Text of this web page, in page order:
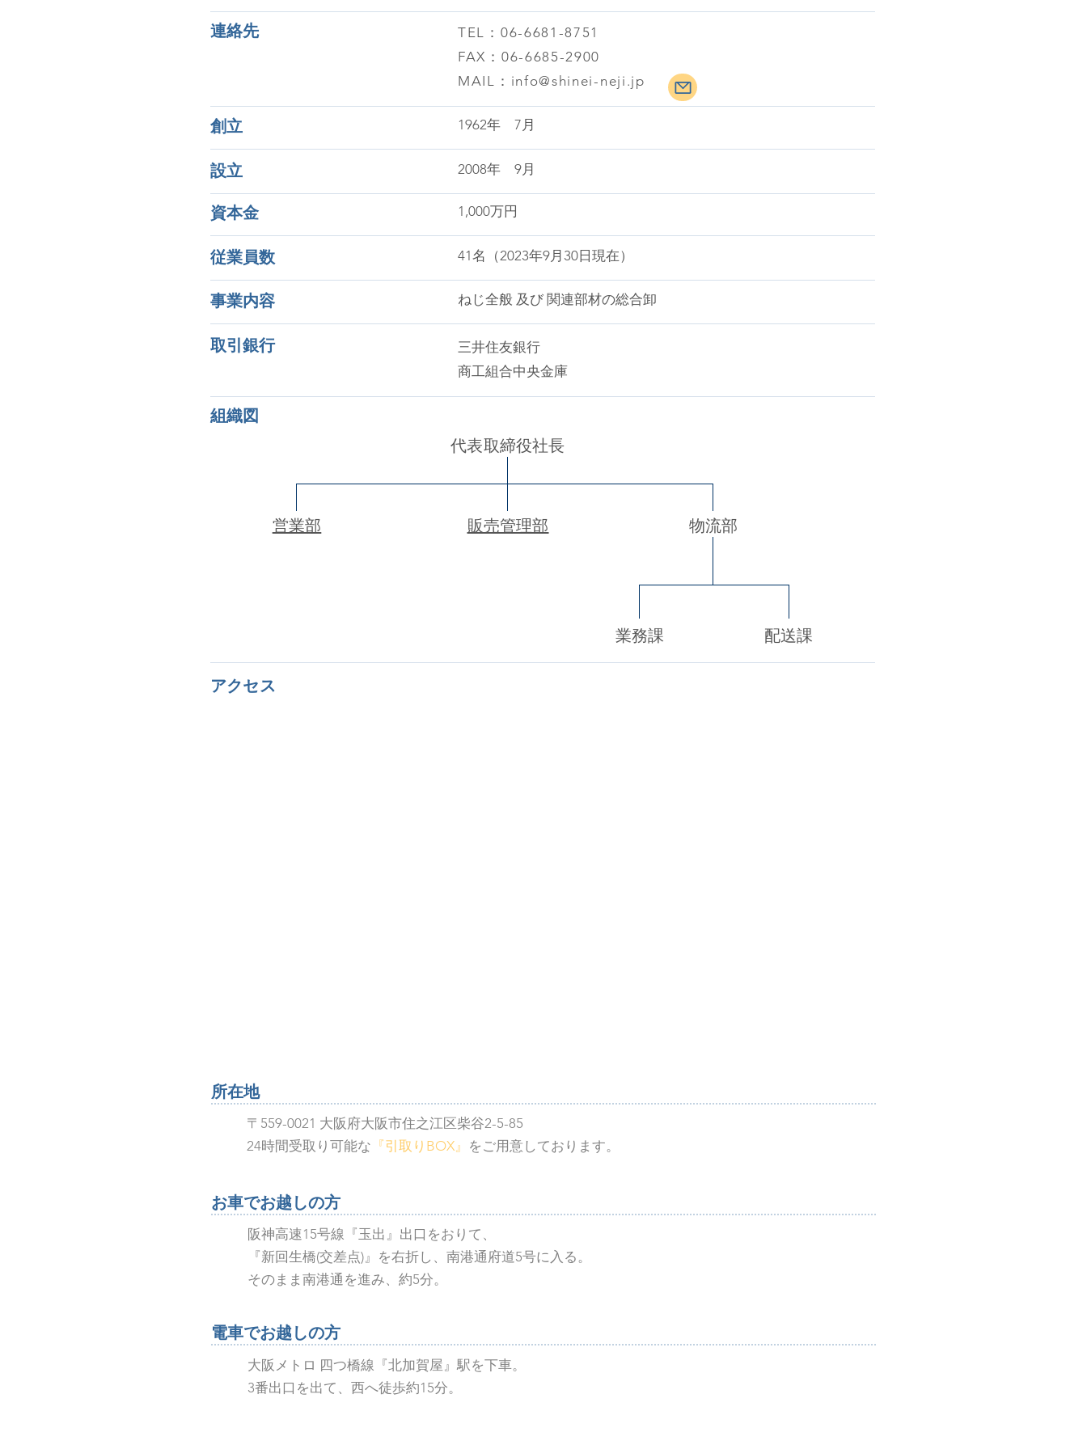
​連絡先
TEL：06-6681-8751
FAX：06-6685-2900
MAIL：info@shinei-neji.jp
創立 1962年 7月
設立 2008年 9月
資本金 1,000万円
従業員数 41名（2023年9月30日現在）
事業内容 ねじ全般 及び 関連部材の総合卸
取引銀行
三井住友銀行
商工組合中央金庫
組織図
代表取締役社長
営業部 販売管理部 物流部
業務課 配送課
アクセス
所在地
〒559-0021 大阪府大阪市住之江区柴谷2-5-85
24時間受取り可能な 『引取りBOX』 をご用意しております。
お車でお越しの方
阪神高速15号線『玉出』出口をおりて、
『新回生橋(交差点)』を右折し、南港通府道5号に入る。
​そのまま南港通を進み、約5分。
電車でお越しの方
大阪メトロ 四つ橋線『北加賀屋』駅を下車。
​3番出口を出て、西へ徒歩約15分。